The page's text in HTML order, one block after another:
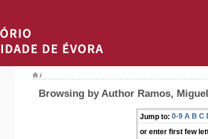
/
Browsing by Author Ramos, Miguel
Jump to: 0-9 A B C
or enter first few